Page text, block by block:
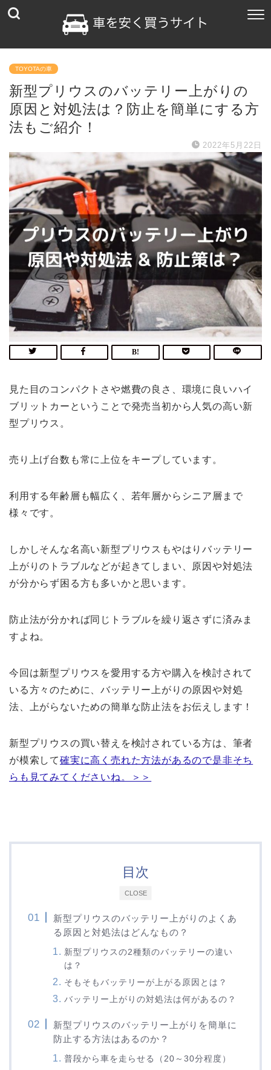
TOYOTAの車
新型プリウスのバッテリー上がりの
原因と対処法は？防止を簡単にする方
法もご紹介！
2022年5月22日
見た目のコンパクトさや燃費の良さ、環境に良いハイ
ブリットカーということで発売当初から人気の高い新
型プリウス。
売り上げ台数も常に上位をキープしています。
利用する年齢層も幅広く、若年層からシニア層まで
様々です。
しかしそんな名高い新型プリウスもやはりバッテリー
上がりのトラブルなどが起きてしまい、原因や対処法
が分からず困る方も多いかと思います。
防止法が分かれば同じトラブルを繰り返さずに済みま
すよね。
今回は新型プリウスを愛用する方や購入を検討されて
いる方々のために、バッテリー上がりの原因や対処
法、上がらないための簡単な防止法をお伝えします！
新型プリウスの買い替えを検討されている方は、筆者
が模索して確実に高く売れた方法があるので是非そち
らも見てみてくださいね。＞＞
CLOSE
目次
新型プリウスのバッテリー上がりのよくあ
る原因と対処法はどんなもの？
新型プリウスの2種類のバッテリーの違い
は？
そもそもバッテリーが上がる原因とは？
バッテリー上がりの対処法は何があるの？
新型プリウスのバッテリー上がりを簡単に
防止する方法はあるのか？
普段から車を走らせる（20～30分程度）